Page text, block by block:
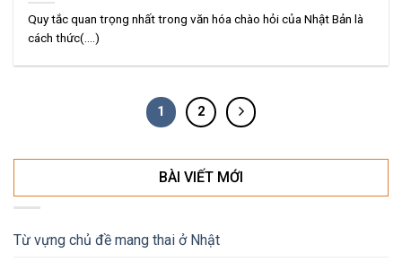
Quy tắc quan trọng nhất trong văn hóa chào hỏi của Nhật Bản là
cách thức(....)
1 2
BÀI VIẾT MỚI
Từ vựng chủ đề mang thai ở Nhật